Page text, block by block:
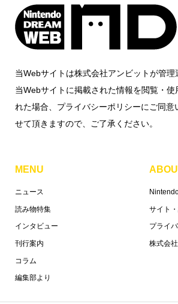
当Webサイトは株式会社アンビットが管理
当Webサイトに掲載された情報を閲覧・使
れた場合、プライバシーポリシーにご同意
せて頂きますので、ご了承ください。
MENU
ニュース
読み物特集
インタビュー
刊行案内
コラム
編集部より
サイト
プライ
株式会